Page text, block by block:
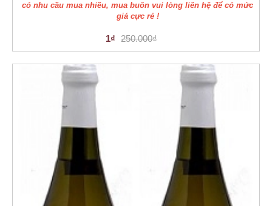
có nhu cầu mua nhiều, mua buôn vui lòng liên hệ để có mức
giá cực rẻ !
1₫ 250.000₫